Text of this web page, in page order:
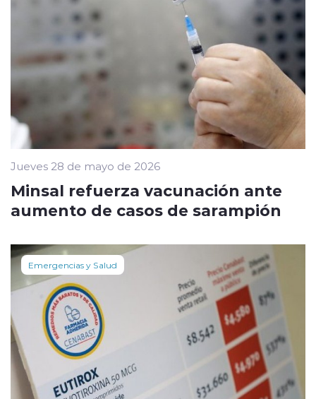
Jueves 28 de mayo de 2026
Minsal refuerza vacunación ante
aumento de casos de sarampión
Emergencias y Salud